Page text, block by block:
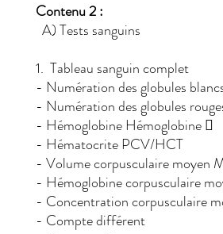
Contenu 2 :
A) Tests sanguins
1. Tableau sanguin complet
- Numération des
- Numération des
- Hémoglobine Hémoglobine 
- Hématocrite PCV/
- Volume corpusculaire
- Hémoglobine corpusculaire
- Concentration corpusculaire
- Compte différent